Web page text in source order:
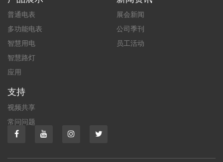
普通电表
多功能电表
智慧用电
智慧路灯
应用
展会新闻
公司季刊
员工活动
支持
视频共享
常问问题